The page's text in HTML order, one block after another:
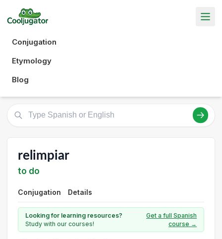
Conjugation
Etymology
Blog
relimpiar
to do
Conjugation Details
Looking for learning resources?
Study with our courses!
Get a full Spanish
course →